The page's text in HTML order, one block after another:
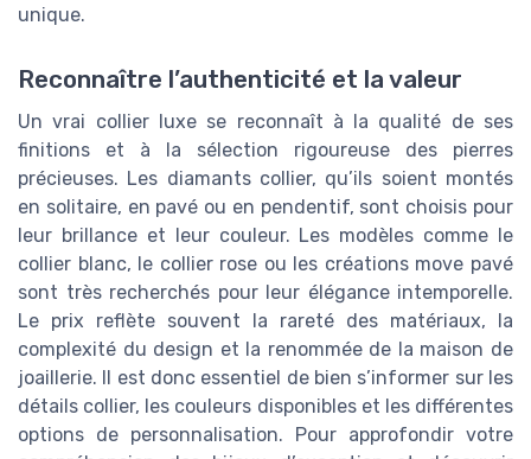
unique.
Reconnaître l’authenticité et la valeur
Un vrai collier luxe se reconnaît à la qualité de ses
finitions et à la sélection rigoureuse des pierres
précieuses. Les diamants collier, qu’ils soient montés
en solitaire, en pavé ou en pendentif, sont choisis pour
leur brillance et leur couleur. Les modèles comme le
collier blanc, le collier rose ou les créations move pavé
sont très recherchés pour leur élégance intemporelle.
Le prix reflète souvent la rareté des matériaux, la
complexité du design et la renommée de la maison de
joaillerie. Il est donc essentiel de bien s’informer sur les
détails collier, les couleurs disponibles et les différentes
options de personnalisation. Pour approfondir votre